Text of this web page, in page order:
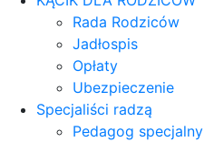
Rada Rodziców
Jadłospis
Opłaty
Ubezpieczenie
Specjaliści radzą
Pedagog specjalny